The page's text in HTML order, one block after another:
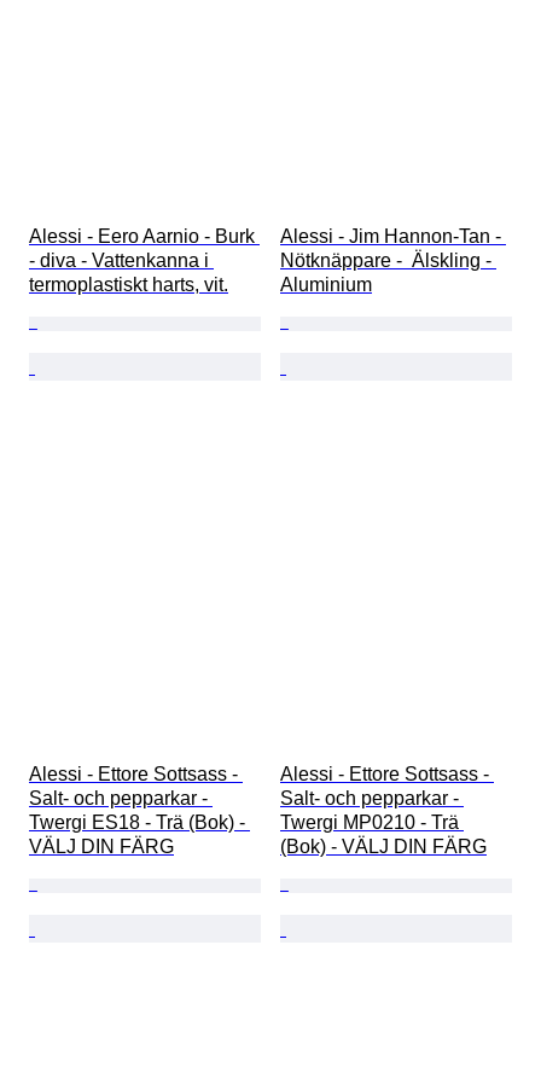
Alessi - Eero Aarnio - Burk
- diva - Vattenkanna i
termoplastiskt harts, vit.
Alessi - Jim Hannon-Tan -
Nötknäppare -  Älskling -
Aluminium
Alessi - Ettore Sottsass -
Salt- och pepparkar -
Twergi ES18 - Trä (Bok) -
VÄLJ DIN FÄRG
Alessi - Ettore Sottsass -
Salt- och pepparkar -
Twergi MP0210 - Trä
(Bok) - VÄLJ DIN FÄRG